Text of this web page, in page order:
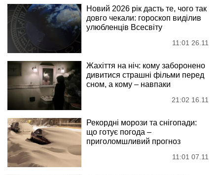
Новий 2026 рік дасть те, чого так
довго чекали: гороскоп виділив
улюбленців Всесвіту
11:01 26.11
Жахіття на ніч: кому заборонено
дивитися страшні фільми перед
сном, а кому – навпаки
21:02 16.11
Рекордні морози та снігопади:
що готує погода –
приголомшливий прогноз
11:01 07.11